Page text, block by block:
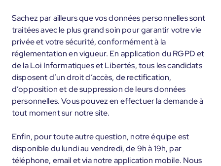
Sachez par ailleurs que vos données personnelles sont
traitées avec le plus grand soin pour garantir votre vie
privée et votre sécurité, conformément à la
réglementation en vigueur. En application du RGPD et
de la Loi Informatiques et Libertés, tous les candidats
disposent d’un droit d’accès, de rectification,
d’opposition et de suppression de leurs données
personnelles. Vous pouvez en effectuer la demande à
tout moment sur notre site.
Enfin, pour toute autre question, notre équipe est
disponible du lundi au vendredi, de 9h à 19h, par
téléphone, email et via notre application mobile. Nous